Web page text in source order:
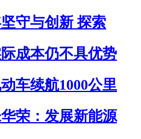
守与创新 探索
成本仍不具优势
车续航1000公里
荣：发展新能源